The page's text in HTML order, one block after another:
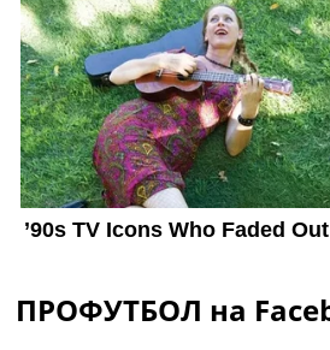
ПРОФУТБОЛ на